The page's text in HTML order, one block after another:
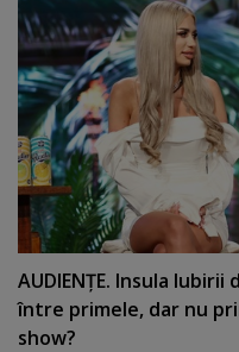
AUDIENŢE. Insula
între primele, dar nu
show?